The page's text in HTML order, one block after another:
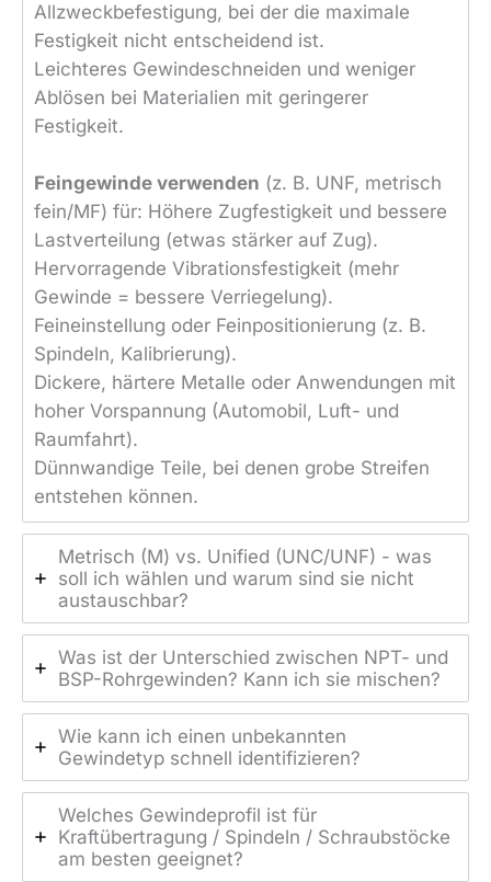
Allzweckbefestigung, bei der die maximale
Festigkeit nicht entscheidend ist.
Leichteres Gewindeschneiden und weniger
Ablösen bei Materialien mit geringerer
Festigkeit.
Feingewinde verwenden (z. B. UNF, metrisch
fein/MF) für: Höhere Zugfestigkeit und bessere
Lastverteilung (etwas stärker auf Zug).
Hervorragende Vibrationsfestigkeit (mehr
Gewinde = bessere Verriegelung).
Feineinstellung oder Feinpositionierung (z. B.
Spindeln, Kalibrierung).
Dickere, härtere Metalle oder Anwendungen mit
hoher Vorspannung (Automobil, Luft- und
Raumfahrt).
Dünnwandige Teile, bei denen grobe Streifen
entstehen können.
Metrisch (M) vs. Unified (UNC/UNF) - was
soll ich wählen und warum sind sie nicht
austauschbar?
Was ist der Unterschied zwischen NPT- und
BSP-Rohrgewinden? Kann ich sie mischen?
Wie kann ich einen unbekannten
Gewindetyp schnell identifizieren?
Welches Gewindeprofil ist für
Kraftübertragung / Spindeln / Schraubstöcke
am besten geeignet?